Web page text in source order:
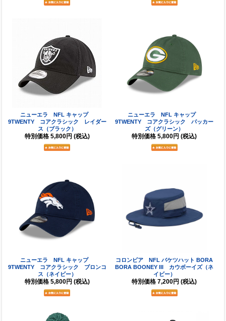
ニューエラ NFL キャップ
9TWENTY コアクラシック レイダー
ス（ブラック）
特別価格 5,800円 (税込)
ニューエラ NFL キャップ
9TWENTY コアクラシック パッカー
ズ（グリーン）
特別価格 5,800円 (税込)
ニューエラ NFL キャップ
9TWENTY コアクラシック ブロンコ
ス（ネイビー）
特別価格 5,800円 (税込)
コロンビア NFL バケツハット BORA
BORA BOONEY III カウボーイズ（ネ
イビー）
特別価格 7,200円 (税込)